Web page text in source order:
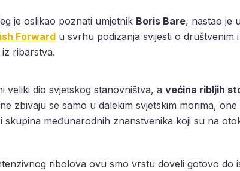
je oslikao poznati umjetnik Boris Bare, nastao je u
Forward u svrhu podizanja svijesti o društvenim
ribarstva.
veliki dio svjetskog stanovništva, a većina ribljih
zbivaju se samo u dalekim svjetskim morima,
skupina međunarodnih znanstvenika koji su na
ribolova ovu smo vrstu doveli gotovo do